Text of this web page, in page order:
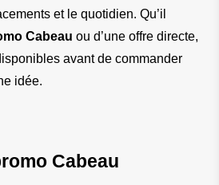
et le quotidien. Qu’il
Cabeau ou d’une offre directe,
avant de commander
idée.
Cabeau